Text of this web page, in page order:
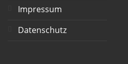
Impressum
Datenschutz